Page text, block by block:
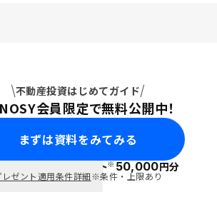
不動産投資はじめてガイド
会員限定で無料公開中！
まずは資料をみてみる
談で ポイント※50,000円分
レゼント適用条件詳細※条件・上限あり